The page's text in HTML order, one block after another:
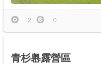
2 0
青杉嶴露營區